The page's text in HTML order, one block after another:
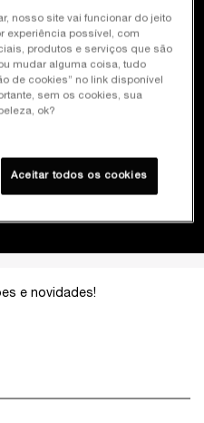
Brindes exclusivos*
em promoções
selecionadas
e novidades!
nosso site vai funcionar do jeito
experiência possível, com
produtos e serviços que são
mudar alguma coisa, tudo
de cookies” no link disponível
sem os cookies, sua
ok?
Aceitar todos os cookies